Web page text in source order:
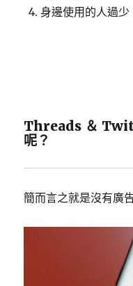
身邊使用的人過少
Threads ＆
呢？
簡而言之就是沒有廣